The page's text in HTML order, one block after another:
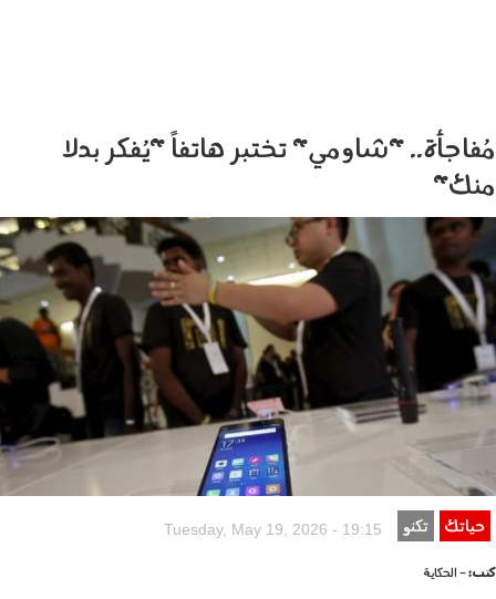
مُفاجأة.. "شاومي" تختبر هاتفاً "يُفكر بدلا
منك"
190503.jpg
حياتك تكنو Tuesday, May 19, 2026 - 19:15
كتب:- الحكاية